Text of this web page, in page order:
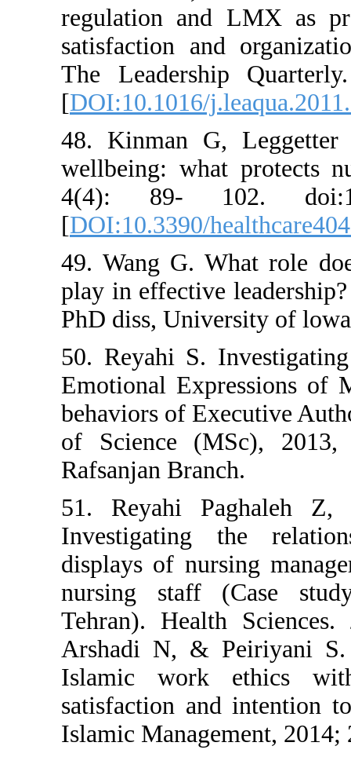
regulation and
satisfaction and
The Leadership
[DOI:10.1016/
48. Kinman G,
wellbeing: what
4(4): 89- 102.
[DOI:10.3390/
49. Wang G.
play in effective
PhD diss,
50. Reyahi S.
Emotional
behaviors of
of Science
Rafsanjan Branch.
51. Reyahi
Investigating the
displays of
nursing staff
Tehran). Health
Arshadi N, &
Islamic work
satisfaction and
Islamic